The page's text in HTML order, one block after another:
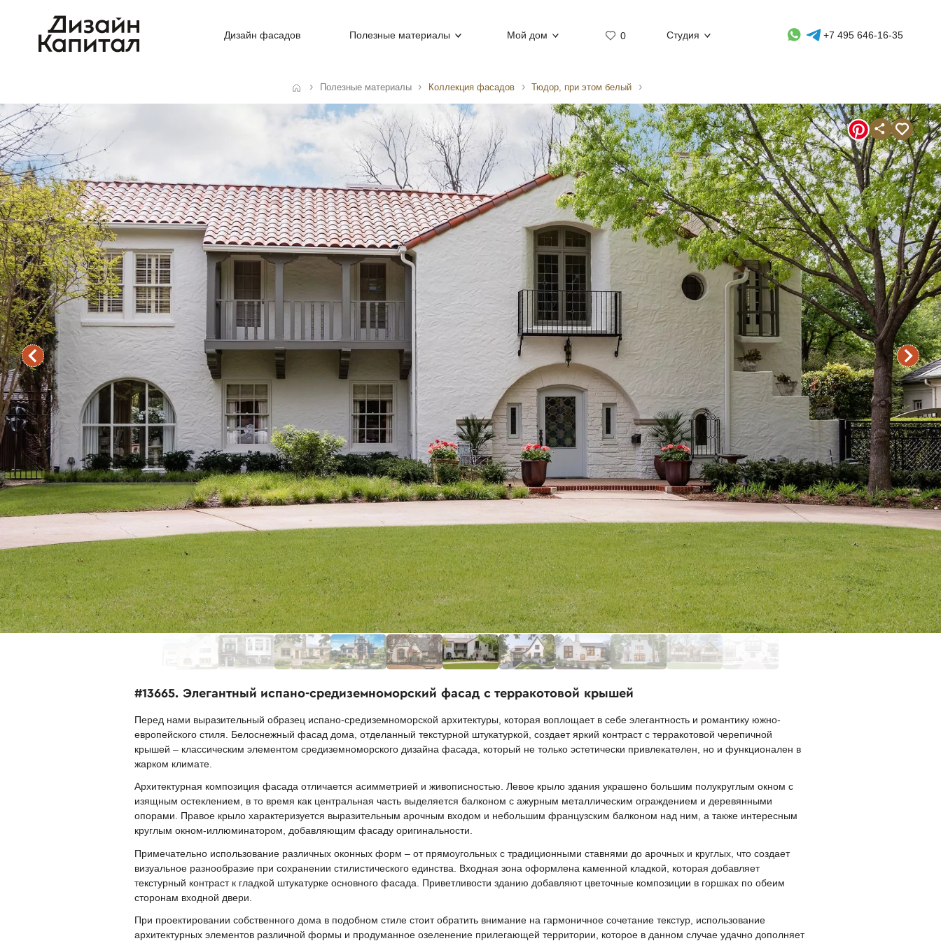
Дизайн фасадов Полезные материалы Мой дом 0 Студия Whatsapp контакт
Telegram контакт
+7 495 646-16-35
Полезные материалы Коллекция фасадов Тюдор, при этом белый
#13665. Элегантный испано-средиземноморский фасад с терракотовой крышей
Перед нами выразительный образец испано-средиземноморской архитектуры, которая воплощает в себе элегантность и романтику южно-
европейского стиля. Белоснежный фасад дома, отделанный текстурной штукатуркой, создает яркий контраст с терракотовой черепичной
крышей – классическим элементом средиземноморского дизайна фасада, который не только эстетически привлекателен, но и функционален в
жарком климате.
Архитектурная композиция фасада отличается асимметрией и живописностью. Левое крыло здания украшено большим полукруглым окном с
изящным остеклением, в то время как центральная часть выделяется балконом с ажурным металлическим ограждением и деревянными
опорами. Правое крыло характеризуется выразительным арочным входом и небольшим французским балконом над ним, а также интересным
круглым окном-иллюминатором, добавляющим фасаду оригинальности.
Примечательно использование различных оконных форм – от прямоугольных с традиционными ставнями до арочных и круглых, что создает
визуальное разнообразие при сохранении стилистического единства. Входная зона оформлена каменной кладкой, которая добавляет
текстурный контраст к гладкой штукатурке основного фасада. Приветливости зданию добавляют цветочные композиции в горшках по обеим
сторонам входной двери.
При проектировании собственного дома в подобном стиле стоит обратить внимание на гармоничное сочетание текстур, использование
архитектурных элементов различной формы и продуманное озеленение прилегающей территории, которое в данном случае удачно дополняет